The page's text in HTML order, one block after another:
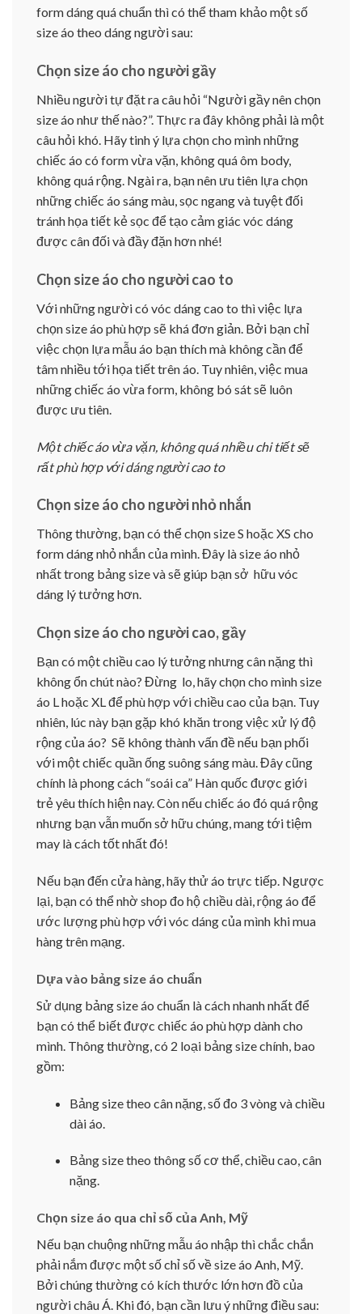
form dáng quá chuẩn thì có thể tham khảo một số
size áo theo dáng người sau:
Chọn size áo cho người gầy
Nhiều người tự đặt ra câu hỏi “Người gầy nên chọn
size áo như thế nào?”. Thực ra đây không phải là một
câu hỏi khó. Hãy tinh ý lựa chọn cho mình những
chiếc áo có form vừa vặn, không quá ôm body,
không quá rộng. Ngài ra, bạn nên ưu tiên lựa chọn
những chiếc áo sáng màu, sọc ngang và tuyệt đối
tránh họa tiết kẻ sọc để tạo cảm giác vóc dáng
được cân đối và đầy đặn hơn nhé!
Chọn size áo cho người cao to
Với những người có vóc dáng cao to thì việc lựa
chọn size áo phù hợp sẽ khá đơn giản. Bởi bạn chỉ
việc chọn lựa mẫu áo bạn thích mà không cần để
tâm nhiều tới họa tiết trên áo. Tuy nhiên, việc mua
những chiếc áo vừa form, không bó sát sẽ luôn
được ưu tiên.
Một chiếc áo vừa vặn, không quá nhiều chi tiết sẽ
rất phù hợp với dáng người cao to
Chọn size áo cho người nhỏ nhắn
Thông thường, bạn có thể chọn size S hoặc XS cho
form dáng nhỏ nhắn của mình. Đây là size áo nhỏ
nhất trong bảng size và sẽ giúp bạn sở hữu vóc
dáng lý tưởng hơn.
Chọn size áo cho người cao, gầy
Bạn có một chiều cao lý tưởng nhưng cân nặng thì
không ổn chút nào? Đừng lo, hãy chọn cho mình size
áo L hoặc XL để phù hợp với chiều cao của bạn. Tuy
nhiên, lúc này bạn gặp khó khăn trong việc xử lý độ
rộng của áo? Sẽ không thành vấn đề nếu bạn phối
với một chiếc quần ống suông sáng màu. Đây cũng
chính là phong cách “soái ca” Hàn quốc được giới
trẻ yêu thích hiện nay. Còn nếu chiếc áo đó quá rộng
nhưng bạn vẫn muốn sở hữu chúng, mang tới tiệm
may là cách tốt nhất đó!
Nếu bạn đến cửa hàng, hãy thử áo trực tiếp. Ngược
lại, bạn có thể nhờ shop đo hộ chiều dài, rộng áo để
ước lượng phù hợp với vóc dáng của mình khi mua
hàng trên mạng.
Dựa vào bảng size áo chuẩn
Sử dụng bảng size áo chuẩn là cách nhanh nhất để
bạn có thể biết được chiếc áo phù hợp dành cho
mình. Thông thường, có 2 loại bảng size chính, bao
gồm:
Bảng size theo cân nặng, số đo 3 vòng và chiều
dài áo.
Bảng size theo thông số cơ thể, chiều cao, cân
nặng.
Chọn size áo qua chỉ số của Anh, Mỹ
Nếu bạn chuộng những mẫu áo nhập thì chắc chắn
phải nắm được một số chỉ số về size áo Anh, Mỹ.
Bởi chúng thường có kích thước lớn hơn đồ của
người châu Á. Khi đó, bạn cần lưu ý những điều sau: